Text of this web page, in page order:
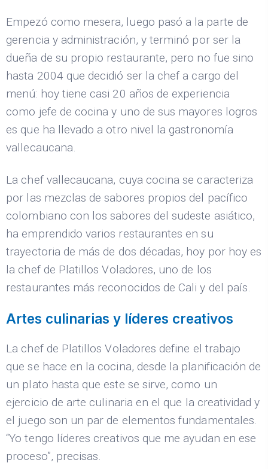
Empezó como mesera, luego pasó a la parte de
gerencia y administración, y terminó por ser la
dueña de su propio restaurante, pero no fue sino
hasta 2004 que decidió ser la chef a cargo del
menú: hoy tiene casi 20 años de experiencia
como jefe de cocina y uno de sus mayores logros
es que ha llevado a otro nivel la gastronomía
vallecaucana.
La chef vallecaucana, cuya cocina se caracteriza
por las mezclas de sabores propios del pacífico
colombiano con los sabores del sudeste asiático,
ha emprendido varios restaurantes en su
trayectoria de más de dos décadas, hoy por hoy es
la chef de Platillos Voladores, uno de los
restaurantes más reconocidos de Cali y del país.
Artes culinarias y líderes creativos
La chef de Platillos Voladores define el trabajo
que se hace en la cocina, desde la planificación de
un plato hasta que este se sirve, como un
ejercicio de arte culinaria en el que la creatividad y
el juego son un par de elementos fundamentales.
“Yo tengo líderes creativos que me ayudan en ese
proceso”, precisas.